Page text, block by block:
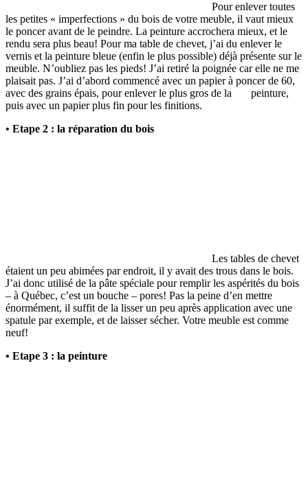
Pour enlever toutes
les petites « imperfections » du bois de votre meuble, il vaut mieux
le poncer avant de le peindre. La peinture accrochera mieux, et le
rendu sera plus beau! Pour ma table de chevet, j’ai du enlever le
vernis et la peinture bleue (enfin le plus possible) déjà présente sur le
meuble. N’oubliez pas les pieds! J’ai retiré la poignée car elle ne me
plaisait pas. J’ai d’abord commencé avec un papier à poncer de 60,
avec des grains épais, pour enlever le plus gros de la peinture,
puis avec un papier plus fin pour les finitions.
• Etape 2 : la réparation du bois
Les tables de chevet
étaient un peu abimées par endroit, il y avait des trous dans le bois.
J’ai donc utilisé de la pâte spéciale pour remplir les aspérités du bois
– à Québec, c’est un bouche – pores! Pas la peine d’en mettre
énormément, il suffit de la lisser un peu après application avec une
spatule par exemple, et de laisser sécher. Votre meuble est comme
neuf!
• Etape 3 : la peinture